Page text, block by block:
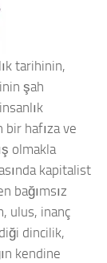
tarihinin,
şah
bir hafıza ve
olmakla
kapitalist
bağımsız
ulus, inanç
dincilik,
kendine